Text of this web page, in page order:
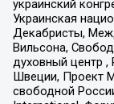
украинский
Украинская
Декабристы,
Вильсона,
духовный центр ,
Швеции, Проект
свободной